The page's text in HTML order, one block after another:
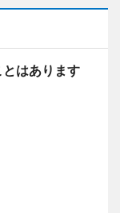
はあります